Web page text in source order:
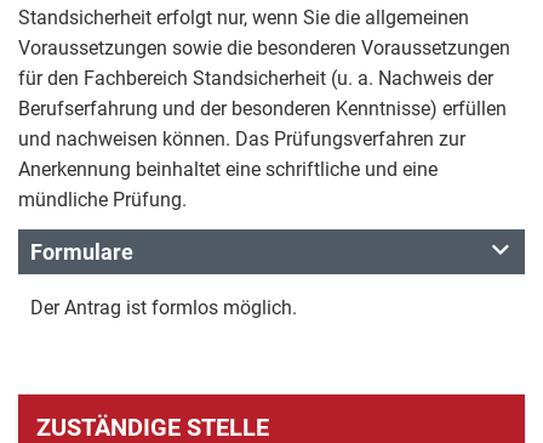
Standsicherheit erfolgt nur, wenn Sie die allgemeinen
Voraussetzungen sowie die besonderen Voraussetzungen
für den Fachbereich Standsicherheit (u. a. Nachweis der
Berufserfahrung und der besonderen Kenntnisse) erfüllen
und nachweisen können. Das Prüfungsverfahren zur
Anerkennung beinhaltet eine schriftliche und eine
mündliche Prüfung.
Formulare
Der Antrag ist formlos möglich.
ZUSTÄNDIGE STELLE